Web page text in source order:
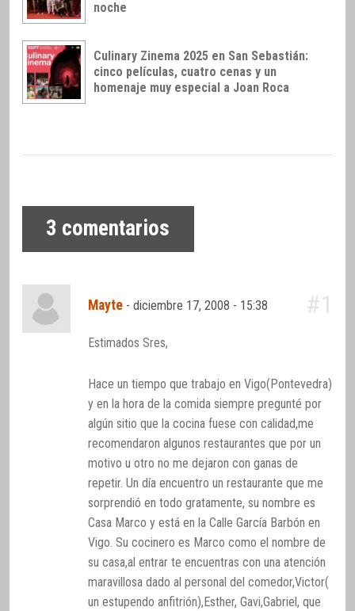
noche
Culinary Zinema 2025 en San Sebastián:
cinco películas, cuatro cenas y un
homenaje muy especial a Joan Roca
3 comentarios
Mayte -diciembre 17, 2008 - 15:38 #1
Estimados Sres,
Hace un tiempo que trabajo en Vigo(Pontevedra)
y en la hora de la comida siempre pregunté por
algún sitio que la cocina fuese con calidad,me
recomendaron algunos restaurantes que por un
motivo u otro no me dejaron con ganas de
repetir. Un día encuentro un restaurante que me
sorprendió en todo gratamente, su nombre es
Casa Marco y está en la Calle García Barbón en
Vigo. Su cocinero es Marco como el nombre de
su casa,al entrar te encuentras con una atención
maravillosa dado al personal del comedor,Victor(
un estupendo anfitrión),Esther, Gavi,Gabriel, que